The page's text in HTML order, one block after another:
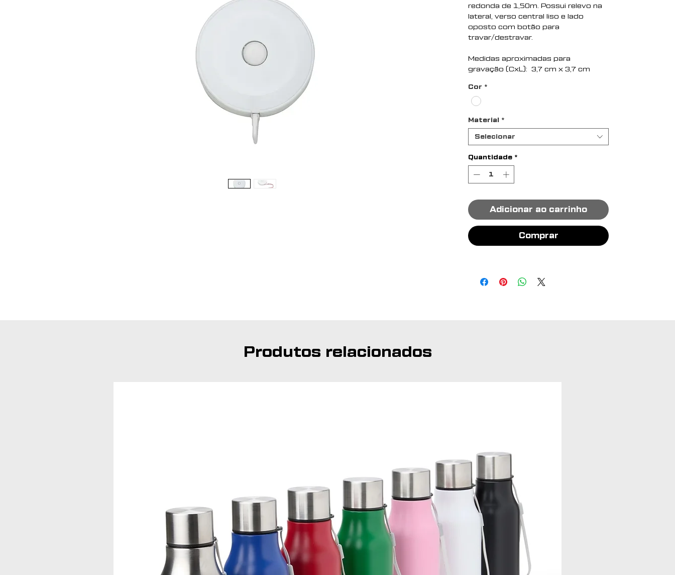
redonda de 1,50m. Possui relevo na
lateral, verso central liso e lado
oposto com botão para
travar/destravar.
Medidas aproximadas para
gravação (CxL): 3,7 cm x 3,7 cm
cm x 5 cm x 1 cm
Peso aproximado (g): 20
Cor *
Material *
Selecionar
Quantidade *
Adicionar ao carrinho
Comprar
Produtos relacionados